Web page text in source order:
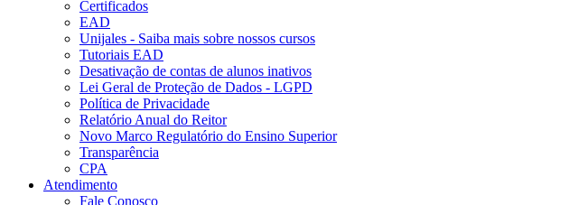
Certificados
EAD
Unijales - Saiba mais sobre nossos cursos
Tutoriais EAD
Desativação de contas de alunos inativos
Lei Geral de Proteção de Dados - LGPD
Política de Privacidade
Relatório Anual do Reitor
Novo Marco Regulatório do Ensino Superior
Transparência
CPA
Atendimento
Fale Conosco